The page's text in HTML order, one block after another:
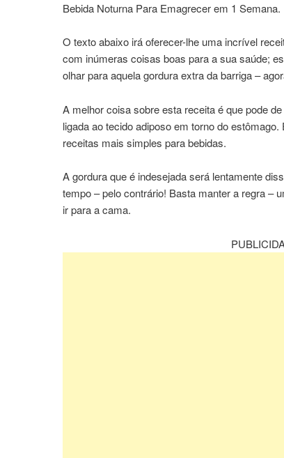
Bebida Noturna Para Emagrecer em 1 Semana.
O texto abaixo irá oferecer-lhe uma incrível
com inúmeras coisas boas para a sua saúde;
olhar para aquela gordura extra da barriga –
A melhor coisa sobre esta receita é que pode
ligada ao tecido adiposo em torno do
receitas mais simples para bebidas.
A gordura que é indesejada será lentamente
tempo – pelo contrário! Basta manter a regra –
ir para a cama.